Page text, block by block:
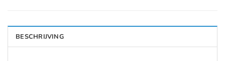
BESCHRIJVING